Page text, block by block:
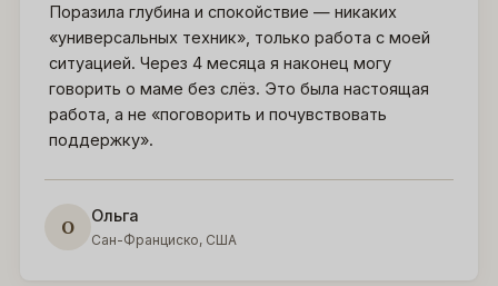
Поразила глубина и спокойствие — никаких
«универсальных техник», только работа с моей
ситуацией. Через 4 месяца я наконец могу
говорить о маме без слёз. Это была настоящая
работа, а не «поговорить и почувствовать
поддержку».
О Ольга
Сан-Франциско, США